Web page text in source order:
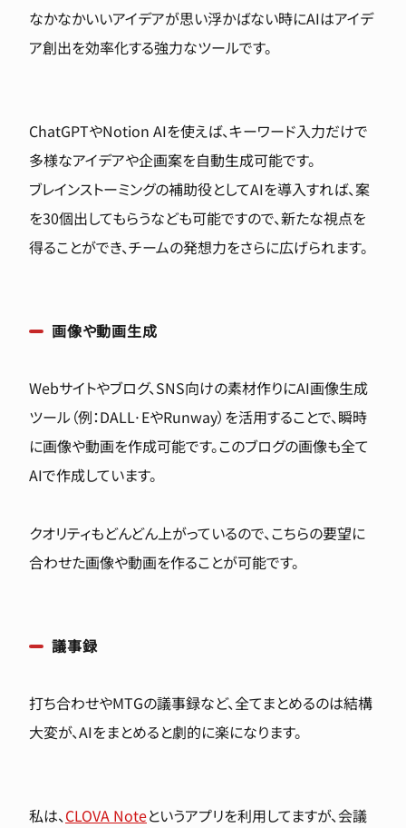
なかなかいいアイデアが思い浮かばない時にAIはアイデ
ア創出を効率化する強力なツールです。
ChatGPTやNotion AIを使えば、キーワード入力だけで
多様なアイデアや企画案を自動生成可能です。
ブレインストーミングの補助役としてAIを導入すれば、案
を30個出してもらうなども可能ですので、新たな視点を
得ることができ、チームの発想力をさらに広げられます。
画像や動画生成
Webサイトやブログ、SNS向けの素材作りにAI画像生成
ツール（例：DALL·EやRunway）を活用することで、瞬時
に画像や動画を作成可能です。このブログの画像も全て
AIで作成しています。
クオリティもどんどん上がっているので、こちらの要望に
合わせた画像や動画を作ることが可能です。
議事録
打ち合わせやMTGの議事録など、全てまとめるのは結構
大変が、AIをまとめると劇的に楽になります。
私は、CLOVA Noteというアプリを利用してますが、会議